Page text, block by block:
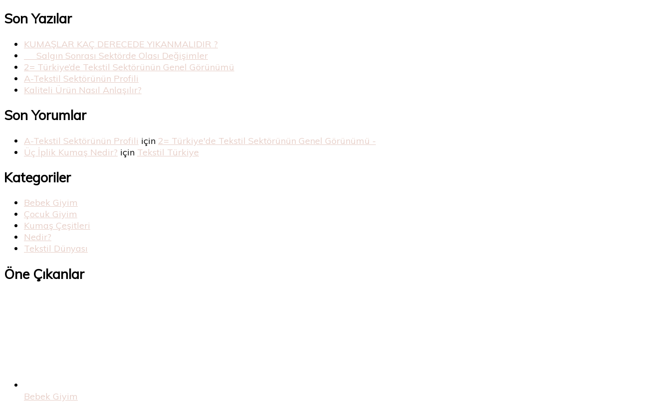
Son Yazılar
KUMAŞLAR KAÇ DERECEDE YIKANMALIDIR ?
Salgın Sonrası Sektörde Olası Değişimler
2= Türkiye’de Tekstil Sektörünün Genel Görünümü
A-Tekstil Sektörünün Profili
Kaliteli Ürün Nasıl Anlaşılır?
Son Yorumlar
A-Tekstil Sektörünün Profili için 2= Türkiye'de Tekstil Sektörünün Genel Görünümü -
Üç İplik Kumaş Nedir? için Tekstil Türkiye
Kategoriler
Bebek Giyim
Çocuk Giyim
Kumaş Çeşitleri
Nedir?
Tekstil Dünyası
Öne Çıkanlar
Bebek Giyim